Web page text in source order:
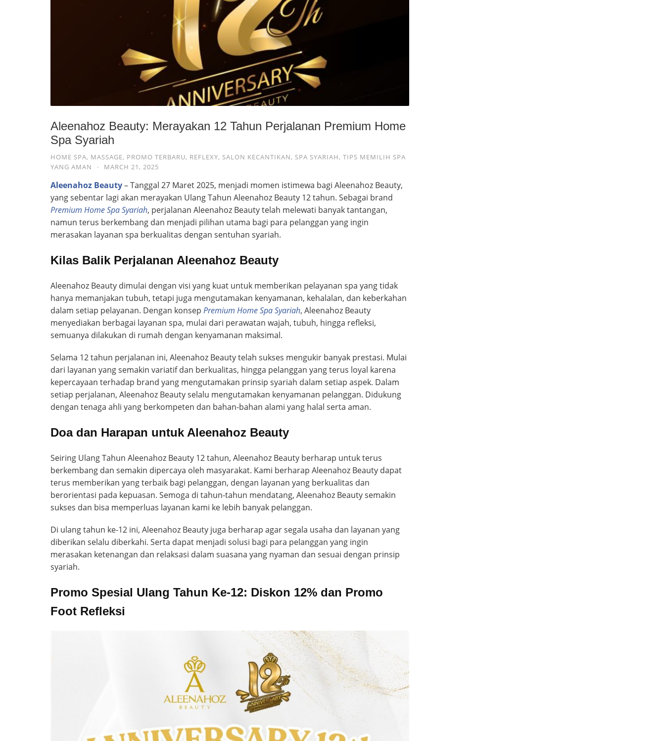
Aleenahoz Beauty: Merayakan 12 Tahun Perjalanan Premium Home
Spa Syariah
HOME SPA, MASSAGE, PROMO TERBARU, REFLEXY, SALON KECANTIKAN, SPA SYARIAH, TIPS MEMILIH SPA
YANG AMAN
· MARCH 21, 2025
Aleenahoz Beauty– Tanggal 27 Maret 2025, menjadi momen istimewa bagi Aleenahoz Beauty,
yang sebentar lagi akan merayakan Ulang Tahun Aleenahoz Beauty 12 tahun. Sebagai brand
Premium Home Spa Syariah, perjalanan Aleenahoz Beauty telah melewati banyak tantangan,
namun terus berkembang dan menjadi pilihan utama bagi para pelanggan yang ingin
merasakan layanan spa berkualitas dengan sentuhan syariah.
Kilas Balik Perjalanan Aleenahoz Beauty
Aleenahoz Beauty dimulai dengan visi yang kuat untuk memberikan pelayanan spa yang tidak
hanya memanjakan tubuh, tetapi juga mengutamakan kenyamanan, kehalalan, dan keberkahan
dalam setiap pelayanan. Dengan konsep Premium Home Spa Syariah, Aleenahoz Beauty
menyediakan berbagai layanan spa, mulai dari perawatan wajah, tubuh, hingga refleksi,
semuanya dilakukan di rumah dengan kenyamanan maksimal.
Selama 12 tahun perjalanan ini, Aleenahoz Beauty telah sukses mengukir banyak prestasi. Mulai
dari layanan yang semakin variatif dan berkualitas, hingga pelanggan yang terus loyal karena
kepercayaan terhadap brand yang mengutamakan prinsip syariah dalam setiap aspek. Dalam
setiap perjalanan, Aleenahoz Beauty selalu mengutamakan kenyamanan pelanggan. Didukung
dengan tenaga ahli yang berkompeten dan bahan-bahan alami yang halal serta aman.
Doa dan Harapan untuk Aleenahoz Beauty
Seiring Ulang Tahun Aleenahoz Beauty 12 tahun, Aleenahoz Beauty berharap untuk terus
berkembang dan semakin dipercaya oleh masyarakat. Kami berharap Aleenahoz Beauty dapat
terus memberikan yang terbaik bagi pelanggan, dengan layanan yang berkualitas dan
berorientasi pada kepuasan. Semoga di tahun-tahun mendatang, Aleenahoz Beauty semakin
sukses dan bisa memperluas layanan kami ke lebih banyak pelanggan.
Di ulang tahun ke-12 ini, Aleenahoz Beauty juga berharap agar segala usaha dan layanan yang
diberikan selalu diberkahi. Serta dapat menjadi solusi bagi para pelanggan yang ingin
merasakan ketenangan dan relaksasi dalam suasana yang nyaman dan sesuai dengan prinsip
syariah.
Promo Spesial Ulang Tahun Ke-12: Diskon 12% dan Promo
Foot Refleksi